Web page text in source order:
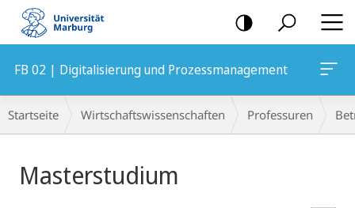
Mobile-
Navigation
FB 02 | Digitalisierung und Prozessmanagement
Breadcrumb-
Navigation
Startseite Wirtschaftswissenschaften Professuren
Masterstudium